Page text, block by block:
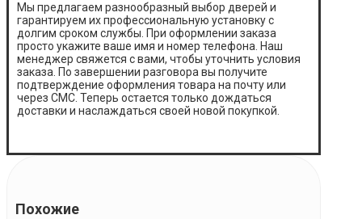
Мы предлагаем разнообразный выбор дверей и
гарантируем их профессиональную установку с
долгим сроком службы. При оформлении заказа
просто укажите ваше имя и номер телефона. Наш
менеджер свяжется с вами, чтобы уточнить условия
заказа. По завершении разговора вы получите
подтверждение оформления товара на почту или
через СМС. Теперь остается только дождаться
доставки и наслаждаться своей новой покупкой.
Похожие